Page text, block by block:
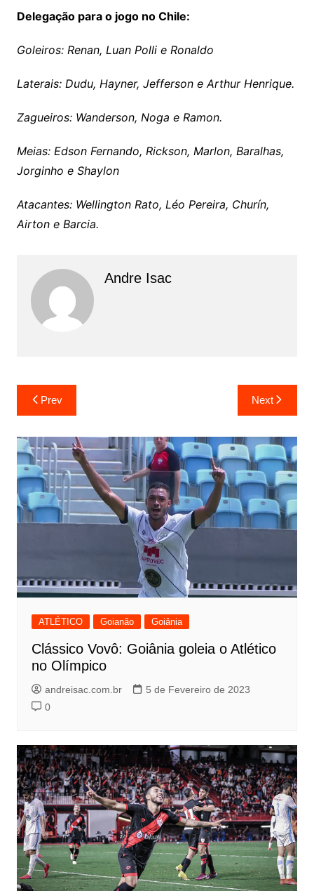
Delegação para o jogo no Chile:
Goleiros: Renan, Luan Polli e Ronaldo
Laterais: Dudu, Hayner, Jefferson e Arthur Henrique.
Zagueiros: Wanderson, Noga e Ramon.
Meias: Edson Fernando, Rickson, Marlon, Baralhas,
Jorginho e Shaylon
Atacantes: Wellington Rato, Léo Pereira, Churín,
Airton e Barcia.
Andre Isac
Prev Next
ATLÉTICO Goianão Goiânia
Clássico Vovô: Goiânia goleia o Atlético
no Olímpico
andreisac.com.br
5 de Fevereiro de 2023
0